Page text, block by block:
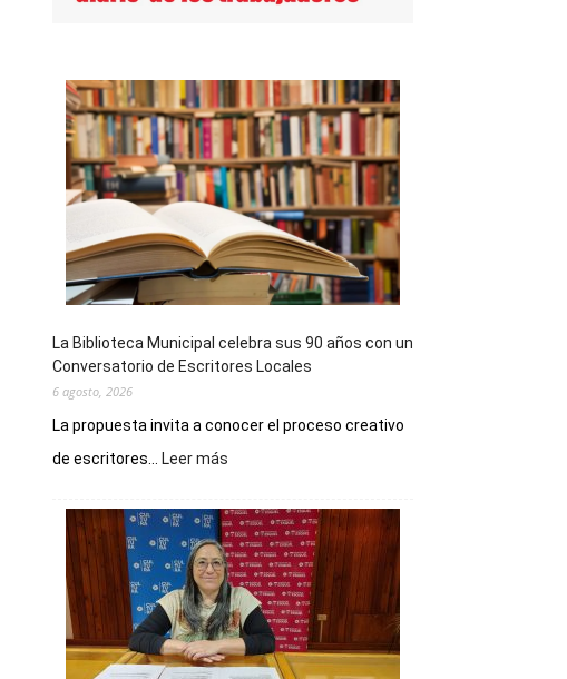
La Biblioteca Municipal celebra sus 90 años con un
Conversatorio de Escritores Locales
6 agosto, 2026
La propuesta invita a conocer el proceso creativo
de escritores...
Leer más
Municipal
celebra
sus
90
años
con
un